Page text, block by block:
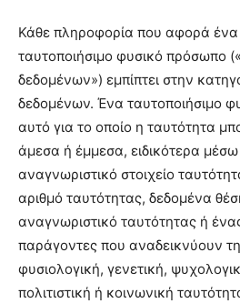
Κάθε πληροφορία που αφορά ένα
ταυτοποιήσιμο φυσικό πρόσωπο
δεδομένων») εμπίπτει στην
δεδομένων. Ένα ταυτοποιήσιμο
αυτό για το οποίο η ταυτότητα
άμεσα ή έμμεσα, ειδικότερα
αναγνωριστικό στοιχείο
αριθμό ταυτότητας, δεδομένα
αναγνωριστικό ταυτότητας ή
παράγοντες που αναδεικνύουν
φυσιολογική, γενετική,
πολιτιστική ή κοινωνική